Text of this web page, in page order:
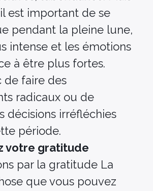
est important de se
pendant la pleine lune,
intense et les émotions
à être plus fortes.
de faire des
radicaux ou de
décisions irréfléchies
période.
votre gratitude
par la gratitude La
que vous pouvez